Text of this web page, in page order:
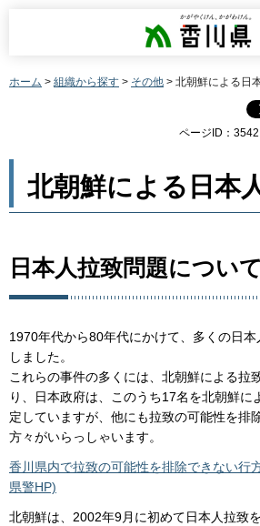
香川県
ホーム > 組織から探す > その他 > 北朝鮮による日
ページID：3542
北朝鮮による日本
日本人拉致問題について
1970年代から80年代にかけて、多くの日
しました。
これらの事件の多くには、北朝鮮による拉
り、日本政府は、このうち17名を北朝鮮に
定していますが、他にも拉致の可能性を排
方々がいらっしゃいます。
香川県内で拉致の可能性を排除できない行
県警HP)
北朝鮮は、2002年9月に初めて日本人拉致